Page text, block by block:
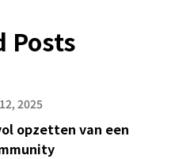
Posts
2025
opzetten van een